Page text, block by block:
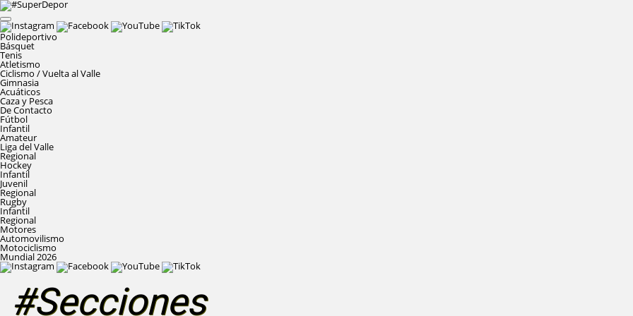
Polideportivo
Básquet
Tenis
Atletismo
Ciclismo / Vuelta al Valle
Gimnasia
Acuáticos
Caza y Pesca
De Contacto
Fútbol
Infantil
Amateur
Liga del Valle
Regional
Hockey
Infantil
Juvenil
Regional
Rugby
Infantil
Regional
Motores
Automovilismo
Motociclismo
Mundial 2026
#Secciones